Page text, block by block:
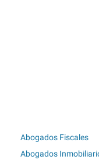
Abogados Fiscales
Abogados